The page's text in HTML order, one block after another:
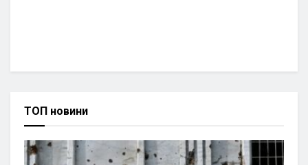
ТОП новини